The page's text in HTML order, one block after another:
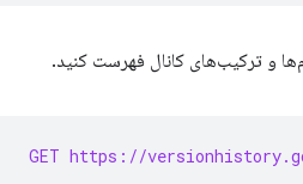
و ترکیب‌های کانال فهرست کنید.
GET https://